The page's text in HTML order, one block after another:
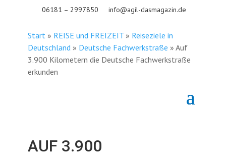
06181 – 2997850 info@agil-dasmagazin.de
Start» REISE und FREIZEIT» Reiseziele in
Deutschland» Deutsche Fachwerkstraße » Auf
3.900 Kilometern die Deutsche Fachwerkstraße
erkunden
AUF 3.900